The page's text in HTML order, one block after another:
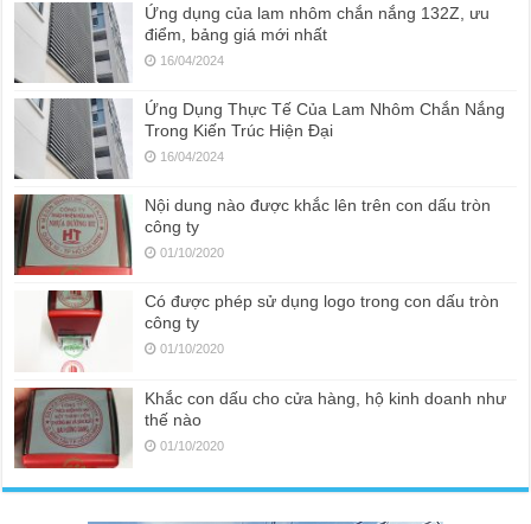
Ứng dụng của lam nhôm chắn nắng 132Z, ưu
điểm, bảng giá mới nhất
16/04/2024
Ứng Dụng Thực Tế Của Lam Nhôm Chắn Nắng
Trong Kiến Trúc Hiện Đại
16/04/2024
Nội dung nào được khắc lên trên con dấu tròn
công ty
01/10/2020
Có được phép sử dụng logo trong con dấu tròn
công ty
01/10/2020
Khắc con dấu cho cửa hàng, hộ kinh doanh như
thế nào
01/10/2020